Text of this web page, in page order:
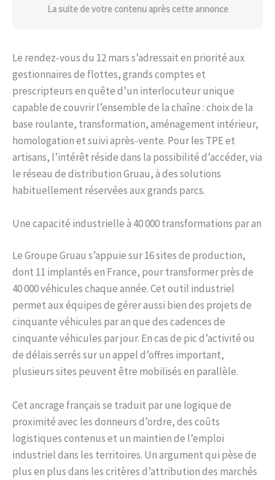
La suite de votre contenu après cette annonce
Le rendez-vous du 12 mars s’adressait en priorité aux
gestionnaires de flottes, grands comptes et
prescripteurs en quête d’un interlocuteur unique
capable de couvrir l’ensemble de la chaîne : choix de la
base roulante, transformation, aménagement intérieur,
homologation et suivi après-vente. Pour les TPE et
artisans, l’intérêt réside dans la possibilité d’accéder, via
le réseau de distribution Gruau, à des solutions
habituellement réservées aux grands parcs.
Une capacité industrielle à 40 000 transformations par an
Le Groupe Gruau s’appuie sur 16 sites de production,
dont 11 implantés en France, pour transformer près de
40 000 véhicules chaque année. Cet outil industriel
permet aux équipes de gérer aussi bien des projets de
cinquante véhicules par an que des cadences de
cinquante véhicules par jour. En cas de pic d’activité ou
de délais serrés sur un appel d’offres important,
plusieurs sites peuvent être mobilisés en parallèle.
Cet ancrage français se traduit par une logique de
proximité avec les donneurs d’ordre, des coûts
logistiques contenus et un maintien de l’emploi
industriel dans les territoires. Un argument qui pèse de
plus en plus dans les critères d’attribution des marchés